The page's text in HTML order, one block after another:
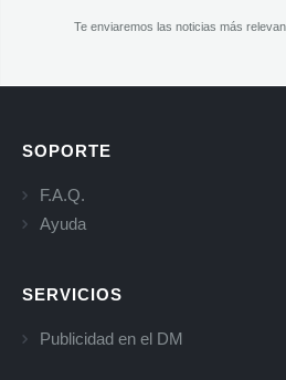
Te enviaremos las noticias más
SOPORTE
F.A.Q.
Ayuda
SERVICIOS
Publicidad en el DM